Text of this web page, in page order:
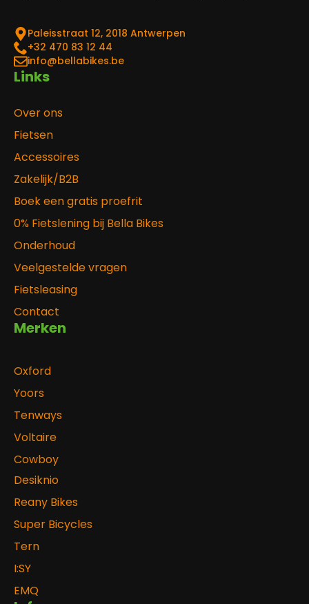
Paleisstraat 12, 2018 Antwerpen
‎+32 470 83 12 44
info@bellabikes.be
Links
Over ons
Fietsen
Accessoires
Zakelijk/B2B
Boek een gratis proefrit
0% Fietslening bij Bella Bikes
Onderhoud
Veelgestelde vragen
Fietsleasing
Contact
Merken
Oxford
Yoors
Tenways
Voltaire
Cowboy
Desiknio
Reany Bikes
Super Bicycles
Tern
I:SY
EMQ